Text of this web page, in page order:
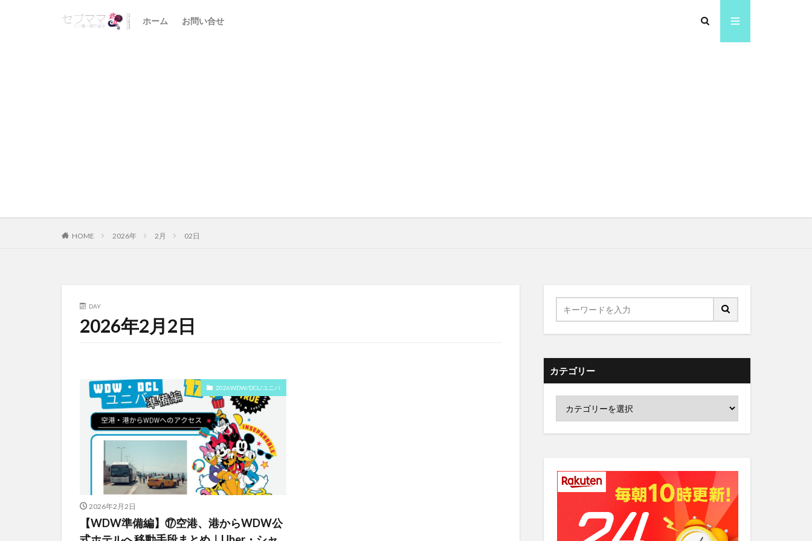
ホーム お問い合せ
HOME 2026年 2月 02日
DAY
2026年2月2日
2026WDW/DCL/ユニバ
2026年2月2日
【WDW準備編】⑰空港、港からWDW公
カテゴリー